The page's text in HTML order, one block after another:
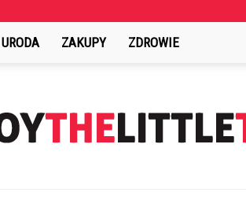
URODA ZAKUPY ZDROWIE